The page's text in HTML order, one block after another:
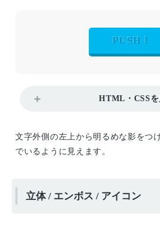
PUSH！
HTML・CSSを
文字外側の左上から明るめな影をつ
でいるように見えます。
立体 / エンボス / アイコン